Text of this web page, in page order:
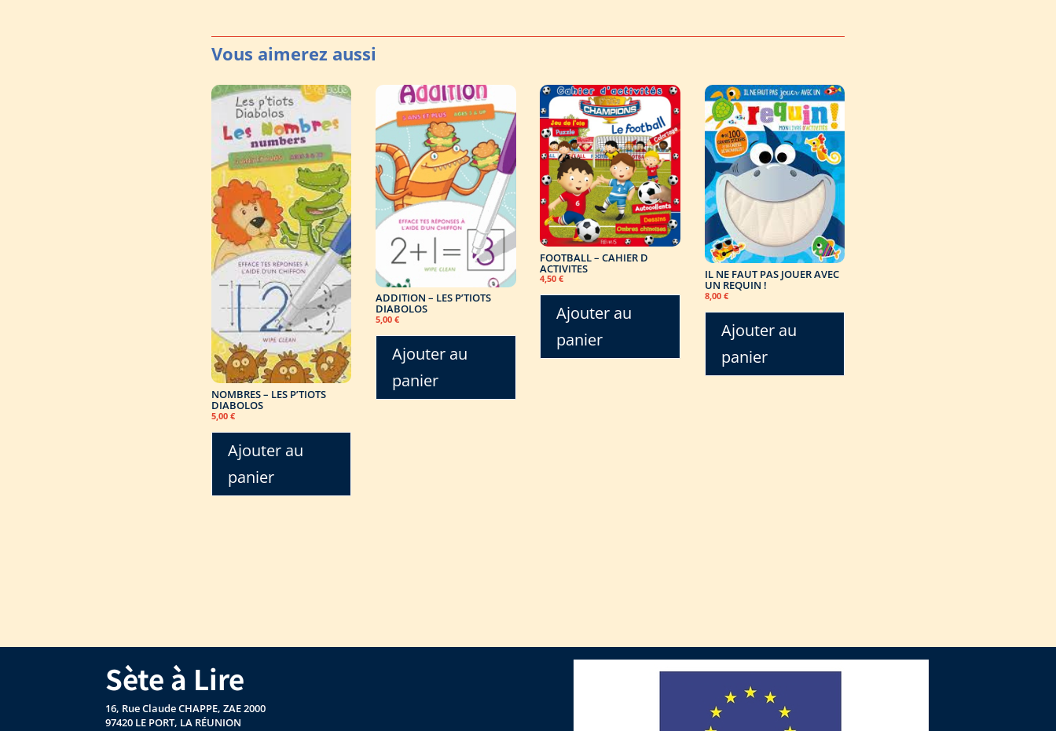
NOMBRES – LES P’TIOTS
DIABOLOS
5,00 €
Ajouter au
panier
ADDITION – LES P’TIOTS
DIABOLOS
5,00€
Ajouter au
panier
FOOTBALL – CAHIER D
ACTIVITES
4,50€
Ajouter au
panier
IL NE FAUT PAS JOUER AVEC
UN REQUIN !
8,00 €
Ajouter au
panier
Sète à Lire
16, Rue Claude CHAPPE, ZAE 2000
97420 LE PORT, LA RÉUNION